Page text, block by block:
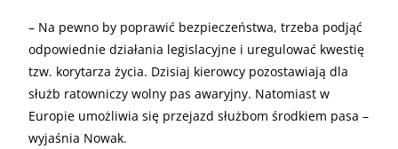
– Na pewno by poprawić bezpieczeństwa, trzeba podjąć
odpowiednie działania legislacyjne i uregulować kwestię
tzw. korytarza życia. Dzisiaj kierowcy pozostawiają dla
służb ratowniczy wolny pas awaryjny. Natomiast w
Europie umożliwia się przejazd służbom środkiem pasa –
wyjaśnia Nowak.